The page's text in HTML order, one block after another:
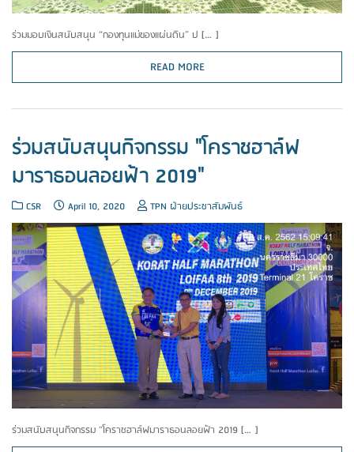
ร่วมมอบเงินสนับสนุน “กองทุนแม่ของแผ่นดิน” ป […]
READ MORE
ร่วมสนับสนุนกิจกรรม "โคราชฮาล์ฟ
มาราธอนลอยฟ้า 2019"
CSR April 10, 2020 TPN ฝ่ายประชาสัมพันธ์
ร่วมสนับสนุนกิจกรรม “โคราชฮาล์ฟมาราธอนลอยฟ้า 2019 […]